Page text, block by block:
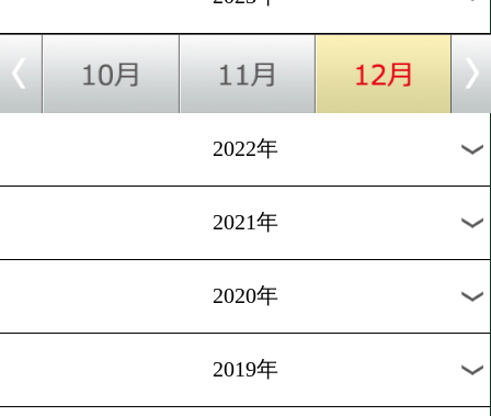
を5千万円で落札
過去のニュース
2026年